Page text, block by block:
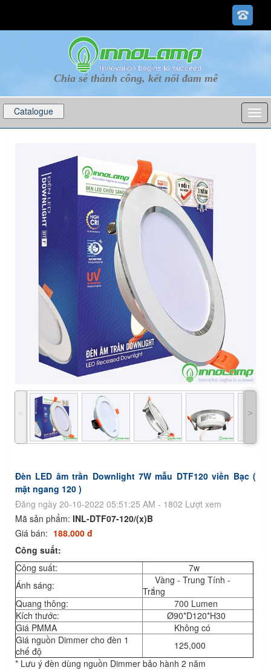
Chia sẻ thành công, kết nối đam mê
Catalogue p
˂ ˃
Đèn LED âm trần Downlight 7W mẫu DTF120 viền Bạc (
mặt ngang 120 )
Đăng ngày 20-10-2022 05:51:25 AM - 1802 Lượt xem
Mã sản phẩm: INL-DTF07-120/(x)B
Giá bán: 188.000 đ
Công suất:
Công suất:
7w
Ánh sáng:
Vàng - Trung Tính -
Trắng
Quang thông:
700 Lumen
Kích thước:
Ø90*D120*H30
Giá PMMA
Không có
Giá nguồn Dimmer cho đèn 1
chế độ
125,000
* Lưu ý đèn dùng nguồn Dimmer bảo hành 2 năm